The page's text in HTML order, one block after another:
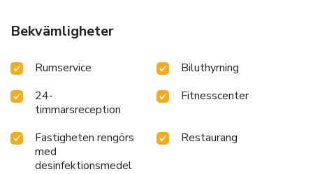
seasonal produce. Grain Bar offers a selection of cocktails,
wine, local beer and craft spirits. Four Seasons Hotel
fully equipped. Guests can also unwind in the hotel’s
treatments and relaxing massages. Airport transfers are
available upon request. Chinese speaking staff are available
on-site to assist you. Union Pay credit cards are accepted.
Bekvämligheter
Rumservice
Biluthyrning
24-
timmarsreception
Fitnesscenter
Fastigheten rengörs
med
desinfektionsmedel
Restaurang